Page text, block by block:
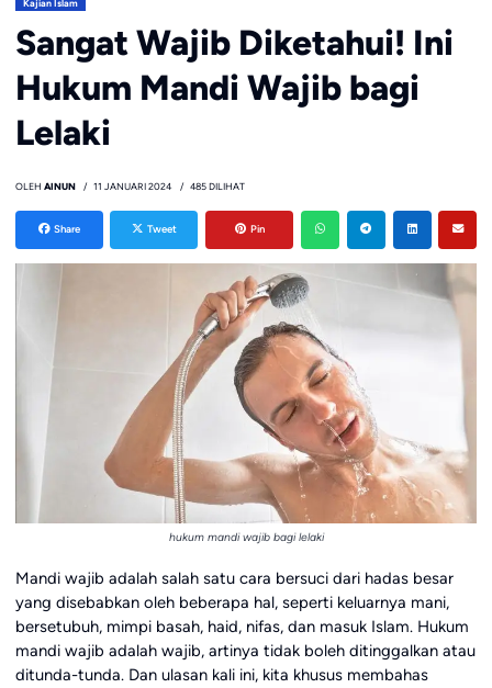
Kajian Islam
Sangat Wajib Diketahui! Ini
Hukum Mandi Wajib bagi
Lelaki
OLEH AINUN 11 JANUARI 2024 485 DILIHAT
Share Tweet Pin
hukum mandi wajib bagi lelaki
Mandi wajib adalah salah satu cara bersuci dari hadas besar
yang disebabkan oleh beberapa hal, seperti keluarnya mani,
bersetubuh, mimpi basah, haid, nifas, dan masuk Islam. Hukum
mandi wajib adalah wajib, artinya tidak boleh ditinggalkan atau
ditunda-tunda. Dan ulasan kali ini, kita khusus membahas